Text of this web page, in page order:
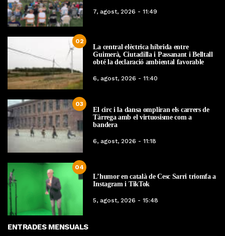
7, agost, 2026 - 11:49
02
La central elèctrica híbrida entre
Guimerà, Ciutadilla i Passanant i Belltall
obté la declaració ambiental favorable
6, agost, 2026 - 11:40
03
El circ i la dansa ompliran els carrers de
Tàrrega amb el virtuosisme com a
bandera
6, agost, 2026 - 11:18
04
L’humor en català de Cesc Sarri triomfa a
Instagram i TikTok
5, agost, 2026 - 15:48
ENTRADES MENSUALS